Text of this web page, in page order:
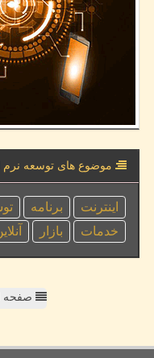
موضوع های توسعه نرم
اینترنت برنامه
خدمات
بازار
صفحه